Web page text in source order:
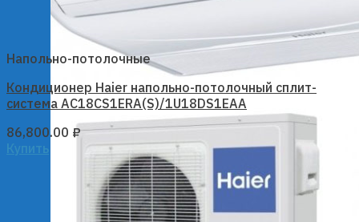
Напольно-потолочные
Кондиционер Haier напольно-потолочный сплит-
система AC18CS1ERA(S)/1U18DS1EAA
86,800.00 ₽
Купить